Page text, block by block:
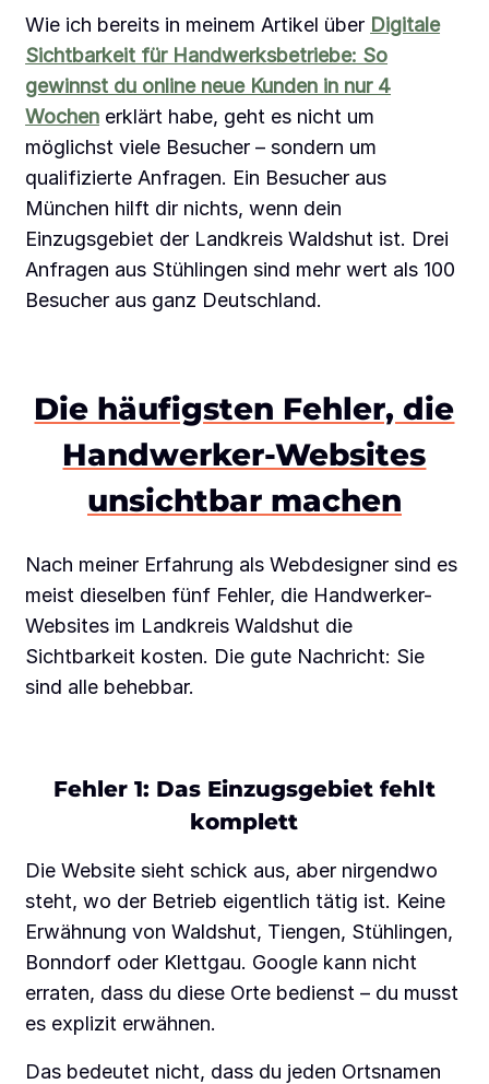
Wie ich bereits in meinem Artikel über Digitale
Sichtbarkeit für Handwerksbetriebe: So
gewinnst du online neue Kunden in nur 4
Wochen erklärt habe, geht es nicht um
möglichst viele Besucher – sondern um
qualifizierte Anfragen. Ein Besucher aus
München hilft dir nichts, wenn dein
Einzugsgebiet der Landkreis Waldshut ist. Drei
Anfragen aus Stühlingen sind mehr wert als 100
Besucher aus ganz Deutschland.
Die häufigsten Fehler, die
Handwerker-Websites
unsichtbar machen
Nach meiner Erfahrung als Webdesigner sind es
meist dieselben fünf Fehler, die Handwerker-
Websites im Landkreis Waldshut die
Sichtbarkeit kosten. Die gute Nachricht: Sie
sind alle behebbar.
Fehler 1: Das Einzugsgebiet fehlt
komplett
Die Website sieht schick aus, aber nirgendwo
steht, wo der Betrieb eigentlich tätig ist. Keine
Erwähnung von Waldshut, Tiengen, Stühlingen,
Bonndorf oder Klettgau. Google kann nicht
erraten, dass du diese Orte bedienst – du musst
es explizit erwähnen.
Das bedeutet nicht, dass du jeden Ortsnamen